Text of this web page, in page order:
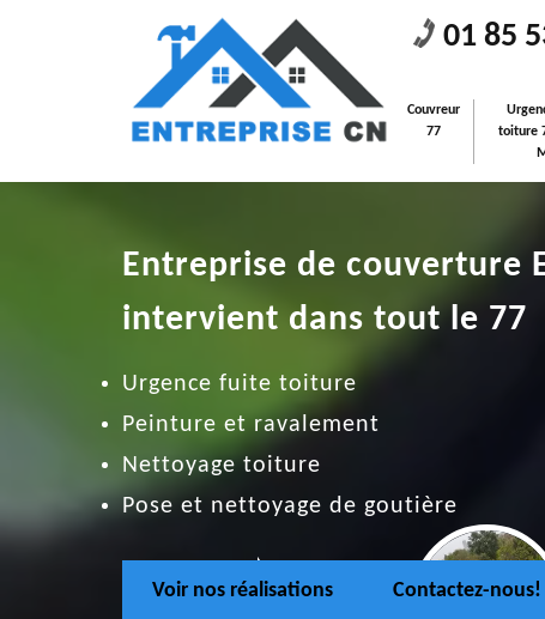
01 85
Couvreur
77
toiture
Entreprise de couverture
intervient dans tout le 77
Urgence fuite toiture
Peinture et ravalement
Nettoyage toiture
Pose et nettoyage de goutière
Voir nos réalisations Contactez-nous!